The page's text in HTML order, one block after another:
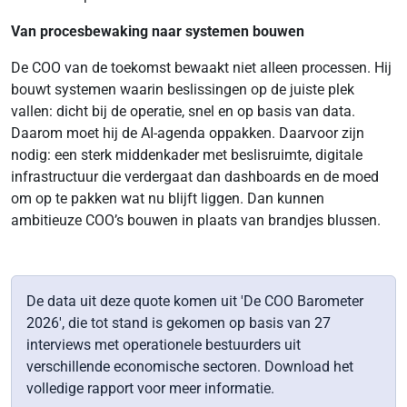
Van procesbewaking naar systemen bouwen
De COO van de toekomst bewaakt niet alleen processen. Hij
bouwt systemen waarin beslissingen op de juiste plek
vallen: dicht bij de operatie, snel en op basis van data.
Daarom moet hij de AI-agenda oppakken. Daarvoor zijn
nodig: een sterk middenkader met beslisruimte, digitale
infrastructuur die verdergaat dan dashboards en de moed
om op te pakken wat nu blijft liggen. Dan kunnen
ambitieuze COO’s bouwen in plaats van brandjes blussen.
De data uit deze quote komen uit 'De COO Barometer
2026', die tot stand is gekomen op basis van 27
interviews met operationele bestuurders uit
verschillende economische sectoren. Download het
volledige rapport voor meer informatie.